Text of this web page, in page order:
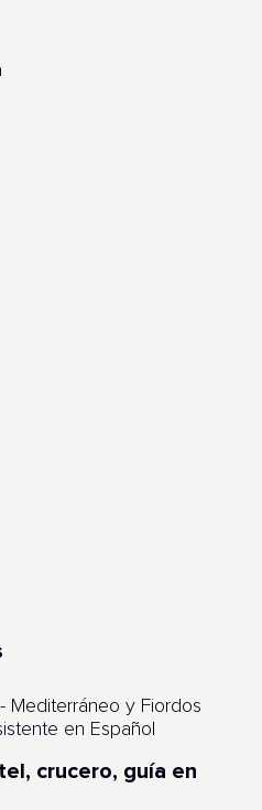
Mediterráneo y Fiordos
en Español
crucero, guía en